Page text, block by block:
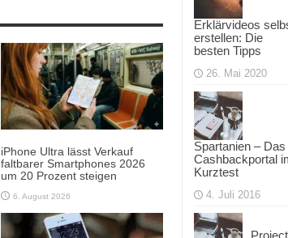
iPhone Ultra lässt Verkauf
faltbarer Smartphones 2026
um 20 Prozent steigen
6. August 2026
Erklärvideos
erstellen: Die
besten Tipps
26. Mai 2020
Spartanien – Das
Cashbackportal
Kurztest
4. Juli 2016
Project